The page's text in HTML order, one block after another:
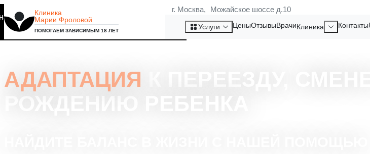
Клиника
Марии Фроловой
ПОМОГАЕМ ЗАВИСИМЫМ 18 ЛЕТ
г. Москва, Можайское шоссе д.10
Услуги ЦеныОтзывыВрачиКлиника Контакты
АДАПТАЦИЯ
то, что мы используем